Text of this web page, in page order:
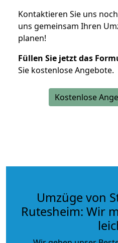
Kontaktieren Sie uns
uns gemeinsam Ihren
planen!
Füllen Sie jetzt das
Sie kostenlose Angebote.
Kostenlose
Umzüge von
Rutesheim: Wir